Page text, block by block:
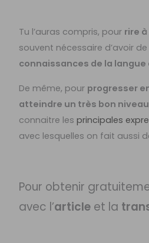
Tu l’auras compris, pour rire
souvent nécessaire d’avoir
connaissances de la
De même, pour progresser
atteindre un très bon niveau
connaitre lesprincipales
avec lesquelles on fait aussi
Pour obtenir
avec l’article et la